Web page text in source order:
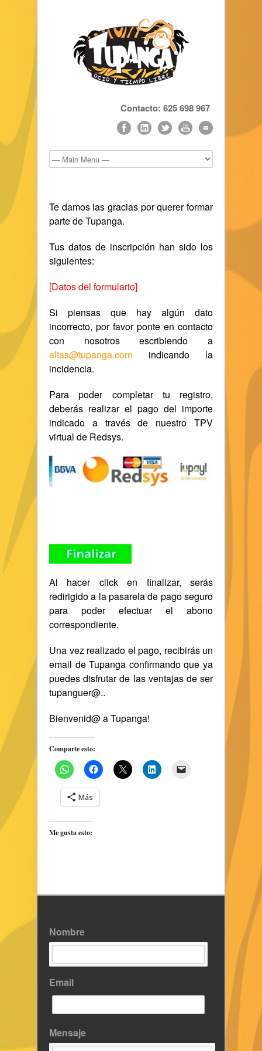
Contacto: 625 698 967
Te damos las gracias por querer formar
parte de Tupanga.
Tus datos de inscripción han sido los
siguientes:
[Datos del formulario]
Si piensas que hay algún dato
incorrecto, por favor ponte en contacto
con nosotros escribiendo a
altas@tupanga.com indicando la
incidencia.
Para poder completar tu registro,
deberás realizar el pago del importe
indicado a través de nuestro TPV
virtual de Redsys.
Al hacer click en finalizar, serás
redirigido a la pasarela de pago seguro
para poder efectuar el abono
correspondiente.
Una vez realizado el pago, recibirás un
email de Tupanga confirmando que ya
puedes disfrutar de las ventajas de ser
tupanguer@..
Bienvenid@ a Tupanga!
Comparte esto:
Más
Me gusta esto:
Nombre
Email
Mensaje